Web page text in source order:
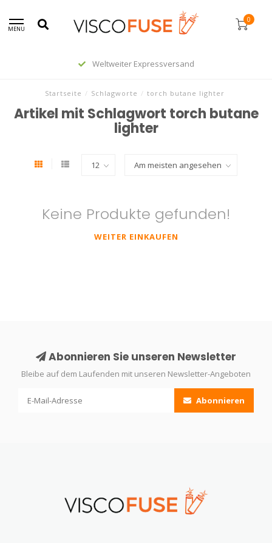
MENU
0
Weltweiter Expressversand
Startseite / Schlagworte / torch butane lighter
Artikel mit Schlagwort torch butane
lighter
Keine Produkte gefunden!
WEITER EINKAUFEN
Abonnieren Sie unseren Newsletter
Bleibe auf dem Laufenden mit unseren Newsletter-Angeboten
Abonnieren